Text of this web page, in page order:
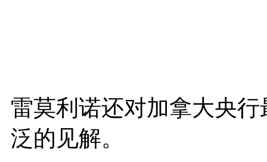
雷莫利诺还对加拿大央
泛的见解。